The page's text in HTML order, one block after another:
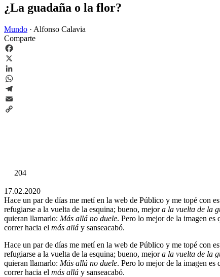
¿La guadaña o la flor?
Mundo · Alfonso Calavia
Comparte
Facebook
X
LinkedIn
WhatsApp
Telegram
Email
204
17.02.2020
Hace un par de días me metí en la web de Público y me topé con
refugiarse a la vuelta de la esquina; bueno, mejora la vuelta de la
quieran llamarlo: Más allá no duele. Pero lo mejor de la imagen es
correr hacia el más allá y sanseacabó.
Hace un par de días me metí en la web de Público y me topé con
refugiarse a la vuelta de la esquina; bueno, mejora la vuelta de la
quieran llamarlo: Más allá no duele. Pero lo mejor de la imagen es
correr hacia el más allá y sanseacabó.